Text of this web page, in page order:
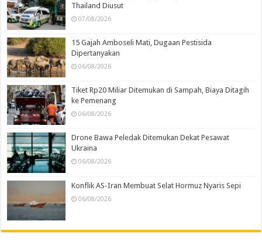
Thailand Diusut
07/08/2026
15 Gajah Amboseli Mati, Dugaan Pestisida
Dipertanyakan
06/08/2026
Tiket Rp20 Miliar Ditemukan di Sampah, Biaya Ditagih
ke Pemenang
06/08/2026
Drone Bawa Peledak Ditemukan Dekat Pesawat
Ukraina
06/08/2026
Konflik AS-Iran Membuat Selat Hormuz Nyaris Sepi
06/08/2026